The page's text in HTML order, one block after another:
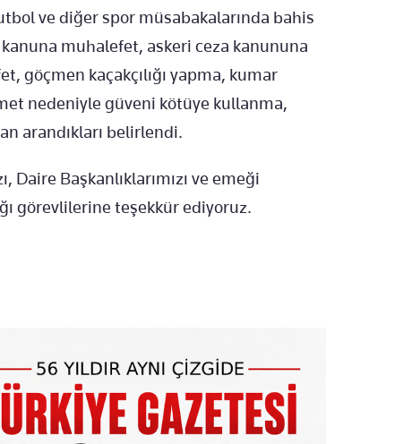
ve diğer spor müsabakalarında bahis
muhalefet, askeri ceza kanununa
göçmen kaçakçılığı yapma, kumar
nedeniyle güveni kötüye kullanma,
arandıkları belirlendi.
Daire Başkanlıklarımızı ve emeği
görevlilerine teşekkür ediyoruz.